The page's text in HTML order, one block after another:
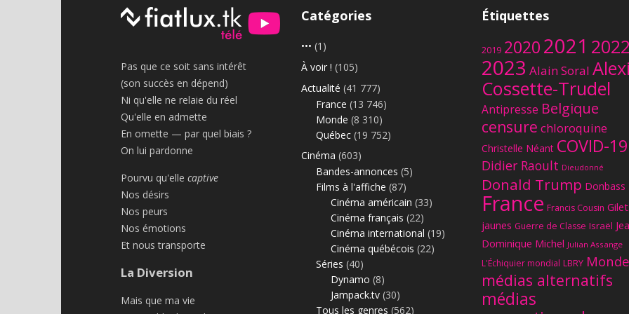
Pas que ce soit sans intérêt
(son succès en dépend)
Ni qu'elle ne relaie du réel
Qu'elle en admette
En omette — par quel biais ?
On lui pardonne
Pourvu qu'elle captive
Nos désirs
Nos peurs
Nos émotions
Et nous transporte
La Diversion
Mais que ma vie
Catégories
••• (1)
À voir ! (105)
Actualité (41 777)
France (13 746)
Monde (8 310)
Québec (19 752)
Cinéma (603)
Bandes-annonces (5)
Films à l'affiche (87)
Cinéma américain (33)
Cinéma français (22)
Cinéma international (19)
Cinéma québécois (22)
Séries (40)
Dynamo (8)
Jampack.tv (30)
Tous les genres (562)
Étiquettes
2019 20202021 2022
2023 Alain Soral
Cossette-Trudel
Antipresse Belgique
censure chloroquine
Christelle Néant COVID-19
Didier Raoult Dieudonné
Donald Trump Donbass
France Francis Cousin
jaunes Guerre de Classe Israël
Dominique Michel Julian Assange
L'Échiquier mondial LBRY Monde
médias alternatifs
médias